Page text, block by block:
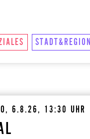
STADT&REGION
6.8.26, 13:30 UHR